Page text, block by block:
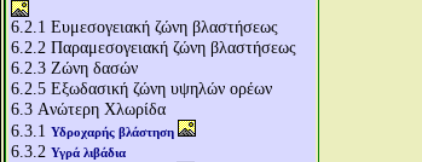
6.2.1 Ευμεσογειακή ζώνη βλαστήσεως
6.2.2 Παραμεσογειακή ζώνη βλαστήσεως
6.2.3 Ζώνη δασών
6.2.5 Εξωδασική ζώνη υψηλών ορέων
6.3 Aνώτερη Χλωρίδα
6.3.1 Υδροχαρής βλάστηση
6.3.2 Υγρά λιβάδια